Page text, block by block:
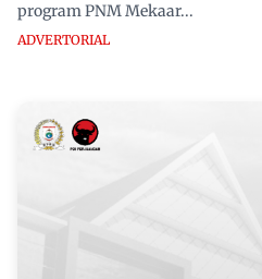
program PNM Mekaar...
ADVERTORIAL